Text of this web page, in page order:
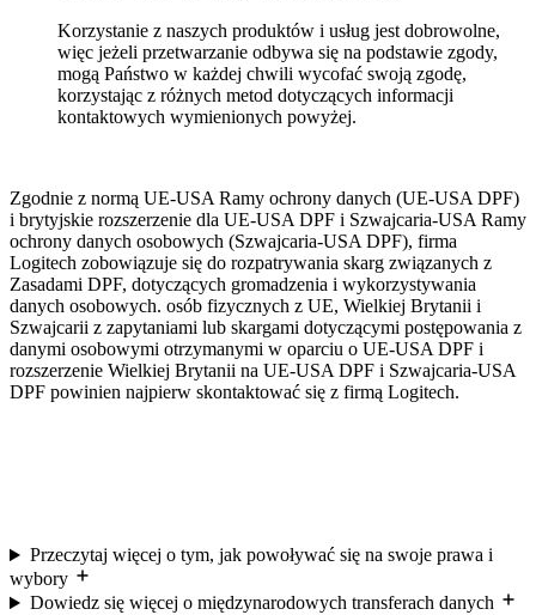
Korzystanie z naszych produktów i usług jest dobrowolne,
więc jeżeli przetwarzanie odbywa się na podstawie zgody,
mogą Państwo w każdej chwili wycofać swoją zgodę,
korzystając z różnych metod dotyczących informacji
kontaktowych wymienionych powyżej.
Zgodnie z normą UE-USA Ramy ochrony danych (UE-USA DPF)
i brytyjskie rozszerzenie dla UE-USA DPF i Szwajcaria-USA Ramy
ochrony danych osobowych (Szwajcaria-USA DPF), firma
Logitech zobowiązuje się do rozpatrywania skarg związanych z
Zasadami DPF, dotyczących gromadzenia i wykorzystywania
danych osobowych. osób fizycznych z UE, Wielkiej Brytanii i
Szwajcarii z zapytaniami lub skargami dotyczącymi postępowania z
danymi osobowymi otrzymanymi w oparciu o UE-USA DPF i
rozszerzenie Wielkiej Brytanii na UE-USA DPF i Szwajcaria-USA
DPF powinien najpierw skontaktować się z firmą Logitech.
Przeczytaj więcej o tym, jak powoływać się na swoje prawa i
wybory
Dowiedz się więcej o międzynarodowych transferach danych